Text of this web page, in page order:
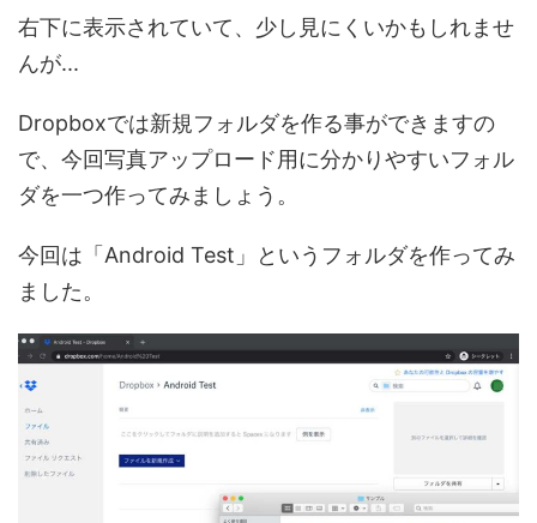
右下に表示されていて、少し見にくいかもしれませ
んが...
Dropboxでは新規フォルダを作る事ができますの
で、今回写真アップロード用に分かりやすいフォル
ダを一つ作ってみましょう。
今回は「Android Test」というフォルダを作ってみ
ました。